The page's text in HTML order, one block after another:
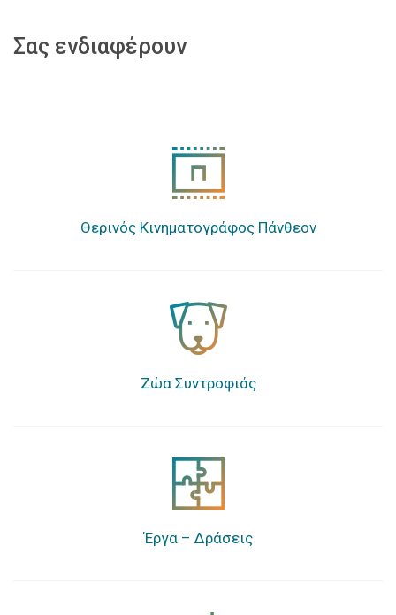
Σας ενδιαφέρουν
Θερινός Κινηματογράφος Πάνθεον
Ζώα Συντροφιάς
Έργα – Δράσεις